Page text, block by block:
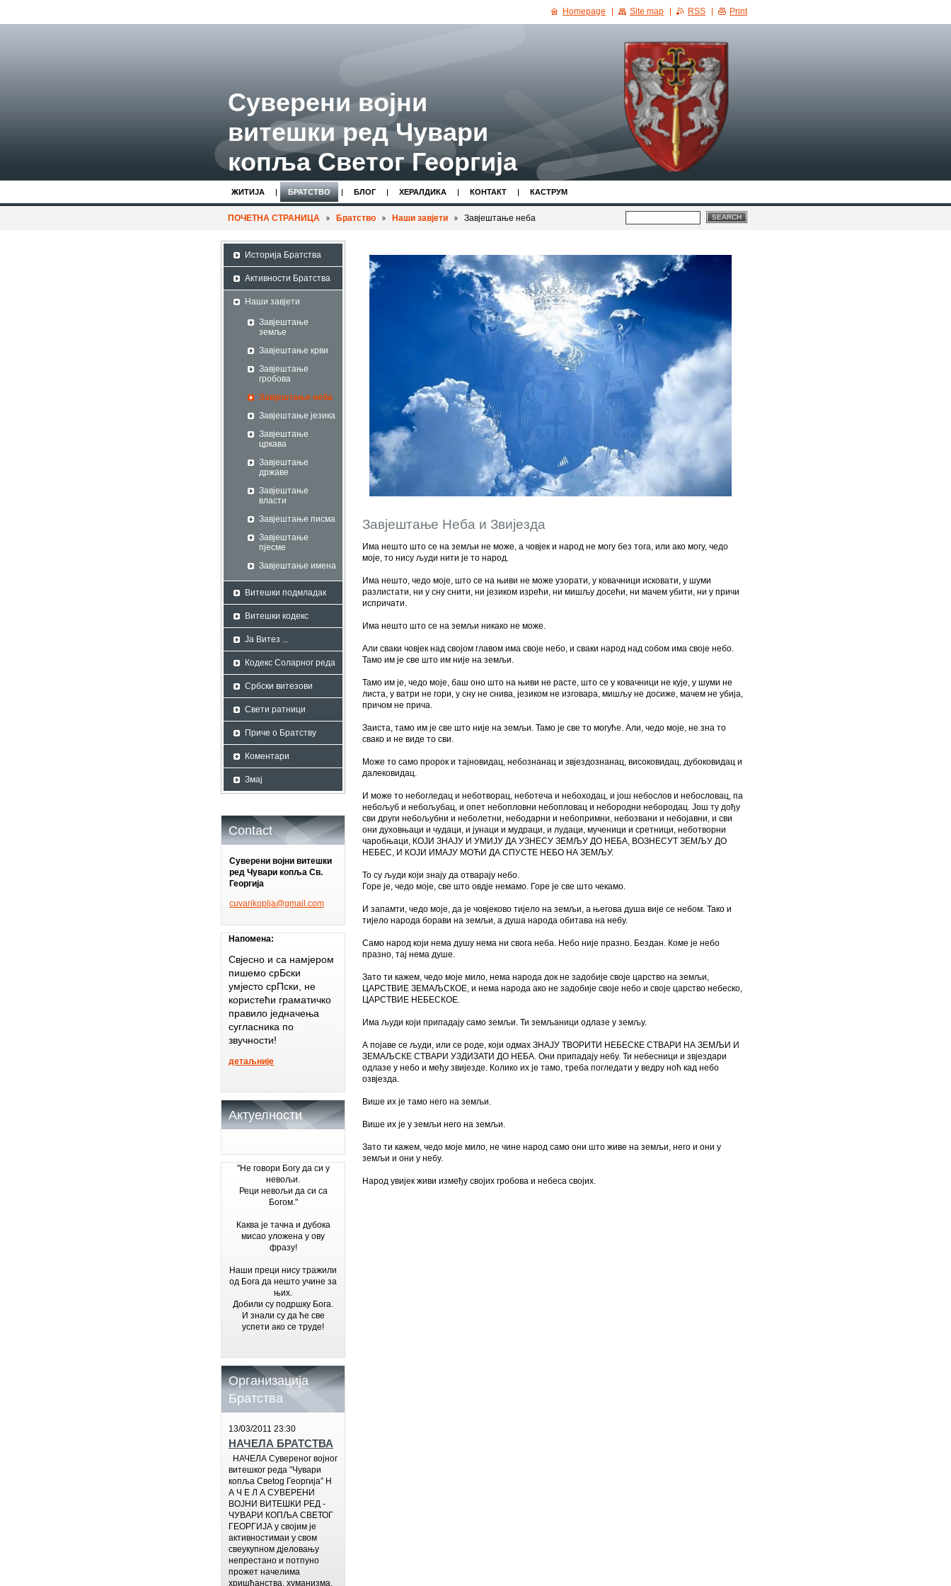
Суверени војни
витешки ред Чувари
копља Светог Георгија
ЖИТИЈA БРАТСТВО БЛОГ ХЕРАЛДИКА КОНТАКТ КАСТРУМ
ПОЧЕТНА СТРАНИЦА Братство Наши завјети Завјештање неба
Завјештање Неба и Звијезда
Има нешто што се на земљи не може, а човјек и народ не могу без тога, или ако могу, чедо
моје, то нису људи нити је то народ.
Има нешто, чедо моје, што се на њиви не може узорати, у ковачници исковати, у шуми
разлистати, ни у сну снити, ни језиком изрећи, ни мишљу досећи, ни мачем убити, ни у причи
испричати.
Има нешто што се на земљи никако не може.
Али сваки човјек над својом главом има своје небо, и сваки народ над собом има своје небо.
Тамо им је све што им није на земљи.
Тамо им је, чедо моје, баш оно што на њиви не расте, што се у ковачници не кује, у шуми не
листа, у ватри не гори, у сну не снива, језиком не изговара, мишљу не досиже, мачем не убија,
причом не прича.
Заиста, тамо им је све што није на земљи. Тамо је све то могуће. Али, чедо моје, не зна то
свако и не виде то сви.
Може то само пророк и тајновидац, небознанац и звјездознанац, високовидац, дубоковидац и
далековидац.
И може то небогледац и неботворац, неботеча и небоходац, и још небослов и небословац, па
небољуб и небољубац, и опет небопловни небопловац и небородни небородац. Још ту дођу
сви други небољубни и неболетни, небодарни и небопримни, небозвани и небојавни, и сви
они духовњаци и чудаци, и јунаци и мудраци, и лудаци, мученици и сретници, неботворни
чаробњаци, КОЈИ ЗНАЈУ И УМИЈУ ДА УЗНЕСУ ЗЕМЉУ ДО НЕБА, ВОЗНЕСУТ ЗЕМЉУ ДО
НЕБЕС, И КОЈИ ИМАЈУ МОЋИ ДА СПУСТЕ НЕБО НА ЗЕМЉУ.
То су људи који знају да отварају небо.
Горе је, чедо моје, све што овдје немамо. Горе је све што чекамо.
И запамти, чедо моје, да је човјеково тијело на земљи, а његова душа вије се небом. Тако и
тијело народа борави на земљи, а душа народа обитава на небу.
Само народ који нема душу нема ни свога неба. Небо није празно. Бездан. Коме је небо
празно, тај нема душе.
Зато ти кажем, чедо моје мило, нема народа док не задобије своје царство на земљи,
ЦАРСТВИЕ ЗЕМАЉСКОЕ, и нема народа ако не задобије своје небо и своје царство небеско,
ЦАРСТВИЕ НЕБЕСКОЕ.
Има људи који припадају само земљи. Ти земљаници одлазе у земљу.
А појаве се људи, или се роде, који одмах ЗНАЈУ ТВОРИТИ НЕБЕСКЕ СТВАРИ НА ЗЕМЉИ И
ЗЕМАЉСКЕ СТВАРИ УЗДИЗАТИ ДО НЕБА. Они припадају небу. Ти небесници и звјездари
одлазе у небо и међу звијезде. Колико их је тамо, треба погледати у ведру ноћ кад небо
озвјезда.
Више их је тамо него на земљи.
Више их је у земљи него на земљи.
Зато ти кажем, чедо моје мило, не чине народ само они што живе на земљи, него и они у
земљи и они у небу.
Народ увијек живи између својих гробова и небеса својих.
Историја Братства
Активности Братства
Наши завјети
Завјештање
земље
Завјештање крви
Завјештање
гробова
Завјештање неба
Завјештање језика
Завјештање
цркава
Завјештање
државе
Завјештање
власти
Завјештање писма
Завјештање
пјесме
Завјештање имена
Витешки подмладак
Витешки кодекс
Ја Витез ...
Кодекс Соларног реда
Србски витезови
Свети ратници
Приче о Братству
Коментари
Змај
Contact
Суверени војни витешки
ред Чувари копља Св.
Георгија
cuvarikoplja@gmail.com
Напомена:
Свјесно и са намјером
пишемо срБски
умјесто срПски, не
користећи граматичко
правило једначења
сугласника по
звучности!
детаљније
Актуелности
"Не говори Богу да си у
невољи.
Реци невољи да си са
Богом."
Каква је тачна и дубока
мисао уложена у ову
фразу!
Наши преци нису тражили
од Бога да нешто учине за
њих.
Добили су подршку Бога.
И знали су да ће све
успети ако се труде!
Организација
Братства
13/03/2011 23:30
НАЧЕЛА БРАТСТВА
НАЧЕЛА Сувереног војног
витешког реда ”Чувари
копља Свetog Георгија” Н
А Ч Е Л А СУВЕРЕНИ
ВОЈНИ ВИТЕШКИ РЕД -
ЧУВАРИ КОПЉА СВЕТОГ
ГЕОРГИЈА у својим је
активностимаи у свом
свеукупном дјеловању
непрестано и потпуно
прожет начелима
хришћанства, хуманизма,
Homepage Site map RSS Print